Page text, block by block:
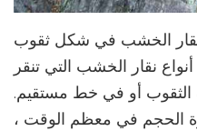
الخشب في شكل ثقوب
نقار الخشب التي تنقر
أو في خط مستقيم.
الحجم في معظم الوقت ،